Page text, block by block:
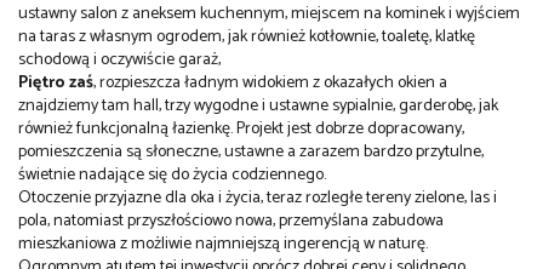
ustawny salon z aneksem kuchennym, miejscem na kominek i wyjściem
na taras z własnym ogrodem, jak również kotłownie, toaletę, klatkę
schodową i oczywiście garaż,
Piętro zaś, rozpieszcza ładnym widokiem z okazałych okien a
znajdziemy tam hall, trzy wygodne i ustawne sypialnie, garderobę, jak
również funkcjonalną łazienkę. Projekt jest dobrze dopracowany,
pomieszczenia są słoneczne, ustawne a zarazem bardzo przytulne,
świetnie nadające się do życia codziennego.
Otoczenie przyjazne dla oka i życia, teraz rozległe tereny zielone, las i
pola, natomiast przyszłościowo nowa, przemyślana zabudowa
mieszkaniowa z możliwie najmniejszą ingerencją w naturę.